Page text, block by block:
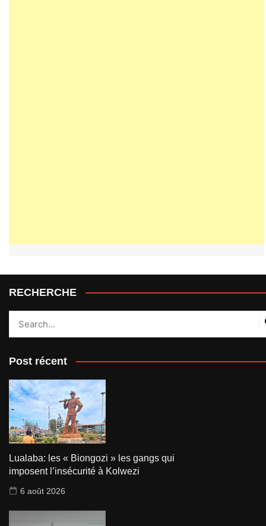
RECHERCHE
Post récent
Lualaba: les « Biongozi » les gangs qui
imposent l’insécurité à Kolwezi
6 août 2026